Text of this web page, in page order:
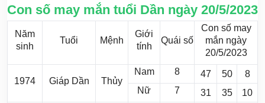
Con số may mắn tuổi Dần ngày 20/5/2023
Năm
sinh
Tuổi Mệnh
Giới
tính
Quái số
Con số may
mắn ngày
20/5/2023
1974 Giáp Dần Thủy
Nam 8 47 50
8
Nữ
7 31 35 10